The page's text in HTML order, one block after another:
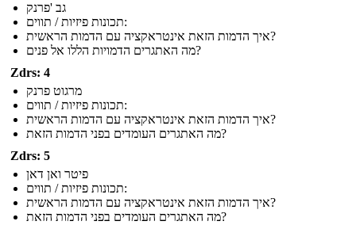
גב 'פרנק
תכונות פיזיות / תווים:
איך הדמות הזאת אינטראקציה עם הדמות הראשית?
מה האתגרים הדמויות הללו אל פנים?
Zdrs: 4
מרגוט פרנק
תכונות פיזיות / תווים:
איך הדמות הזאת אינטראקציה עם הדמות הראשית?
מה האתגרים העומדים בפני הדמות הזאת?
Zdrs: 5
פיטר ואן דאן
תכונות פיזיות / תווים:
איך הדמות הזאת אינטראקציה עם הדמות הראשית?
מה האתגרים העומדים בפני הדמות הזאת?